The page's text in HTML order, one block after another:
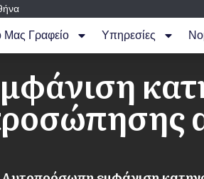
Μας Γραφείο Υπηρεσίες